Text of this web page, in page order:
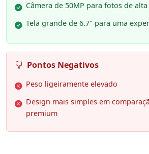
Câmera de 50MP para fotos de
Tela grande de 6.7" para uma
Pontos Negativos
Peso ligeiramente elevado
Design mais simples em
premium